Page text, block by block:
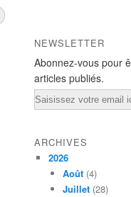
NEWSLETTER
Abonnez-vous pour
articles publiés.
Email
ARCHIVES
2026
Août (4)
Juillet (28)